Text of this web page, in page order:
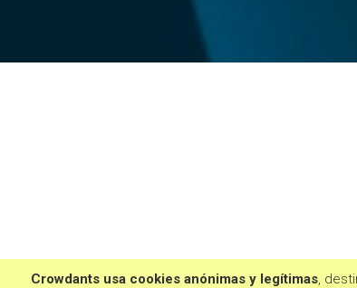
Crowdants usa cookies anónimas y legítimas,